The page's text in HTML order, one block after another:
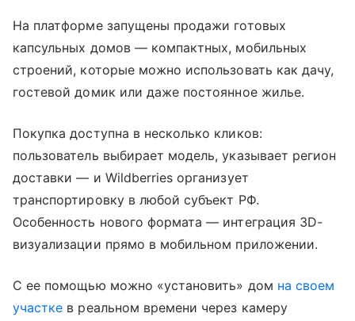
На платформе запущены продажи готовых
капсульных домов — компактных, мобильных
строений, которые можно использовать как дачу,
гостевой домик или даже постоянное жилье.
Покупка доступна в несколько кликов:
пользователь выбирает модель, указывает регион
доставки — и Wildberries организует
транспортировку в любой субъект РФ.
Особенность нового формата — интеграция 3D-
визуализации прямо в мобильном приложении.
С ее помощью можно «установить» дом на своем
участке в реальном времени через камеру